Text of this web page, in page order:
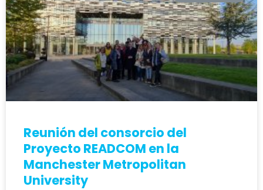
Reunión del consorcio del
Proyecto READCOM en la
Manchester Metropolitan
University